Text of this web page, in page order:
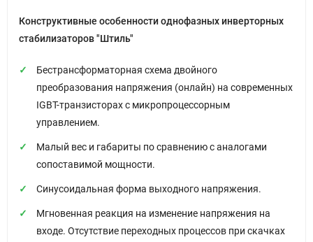
Конструктивные особенности однофазных инверторных
стабилизаторов "Штиль"
Бестрансформаторная схема двойного
преобразования напряжения (онлайн) на современных
IGBT-транзисторах с микропроцессорным
управлением.
Малый вес и габариты по сравнению с аналогами
сопоставимой мощности.
Синусоидальная форма выходного напряжения.
Мгновенная реакция на изменение напряжения на
входе. Отсутствие переходных процессов при скачках